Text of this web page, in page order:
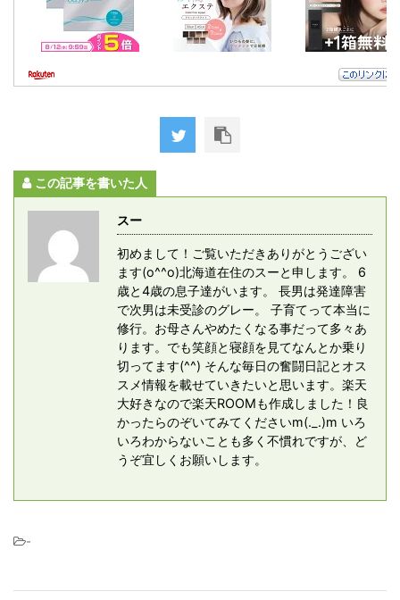
この記事を書いた人
スー
初めまして！ご覧いただきありがとうござい
ます(o^^o)北海道在住のスーと申します。 6
歳と4歳の息子達がいます。 長男は発達障害
で次男は未受診のグレー。 子育てって本当に
修行。お母さんやめたくなる事だって多々あ
ります。でも笑顔と寝顔を見てなんとか乗り
切ってます(^^) そんな毎日の奮闘日記とオス
スメ情報を載せていきたいと思います。楽天
大好きなので楽天ROOMも作成しました！良
かったらのぞいてみてくださいm(._.)m いろ
いろわからないことも多く不慣れですが、ど
うぞ宜しくお願いします。
-